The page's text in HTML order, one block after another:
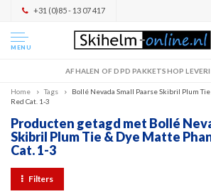
+31 (0)85 - 13 07 417
MENU
AFHALEN OF DPD PAKKETSHOP
Home Tags
Bollé Nevada Small Paarse Skibril Plum
Red Cat. 1-3
Producten getagd met Bollé
Skibril Plum Tie & Dye Matte
Cat. 1-3
Filters